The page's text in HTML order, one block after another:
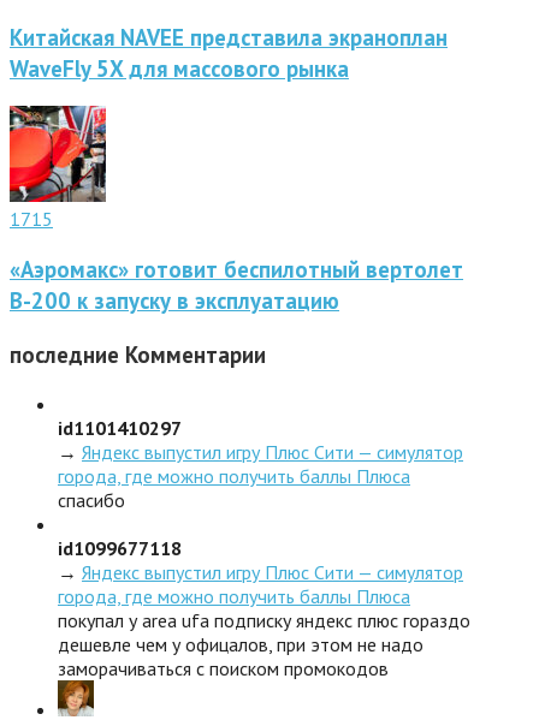
Китайская NAVEE представила экраноплан
WaveFly 5X для массового рынка
1715
«Аэромакс» готовит беспилотный вертолет
В-200 к запуску в эксплуатацию
последние Комментарии
id1101410297
→ Яндекс выпустил игру Плюс Сити — симулятор
города, где можно получить баллы Плюса
спасибо
id1099677118
→ Яндекс выпустил игру Плюс Сити — симулятор
города, где можно получить баллы Плюса
покупал у area ufa подписку яндекс плюс гораздо
дешевле чем у офицалов, при этом не надо
заморачиваться с поиском промокодов